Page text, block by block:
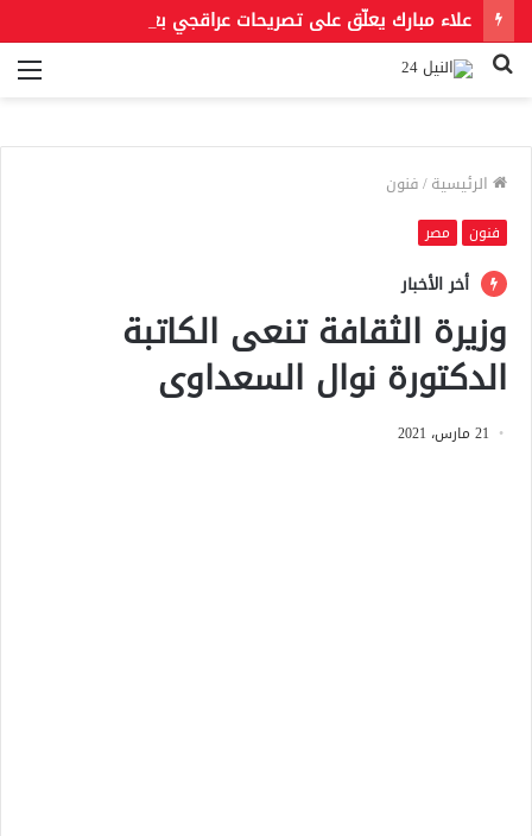
بحث
الرئيسية/فنون
فنون مصر
أخر الأخبار
وزيرة الثقافة تنعى الكاتبة
الدكتورة نوال السعداوى
21 مارس، 2021